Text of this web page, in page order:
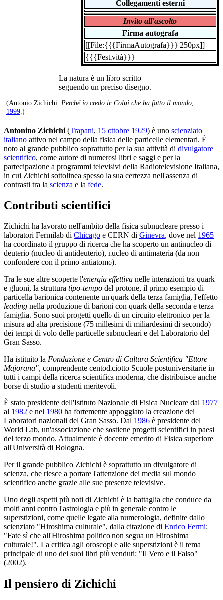
Collegamenti esterni
Invito all'ascolto
Firma autografa
[[File:{{{FirmaAutografa}}}|250px]]
{{{Festività}}}
La natura è un libro scritto
seguendo un preciso disegno.
(Antonio Zichichi. Perché io credo in Colui che ha fatto il mondo
1999 .)
Antonino Zichichi (Trapani, 15 ottobre 1929) è uno scienziato
italiano attivo nel campo della fisica delle particelle elementari. È
noto al grande pubblico soprattutto per la sua attività di divulgatore
scientifico, come autore di numerosi libri e saggi e per la
partecipazione a programmi televisivi della Radiotelevisione Italiana,
in cui Zichichi sottolinea spesso la sua certezza nell'assenza di
contrasti tra la scienza e la fede.
Contributi scientifici
Zichichi ha lavorato nell'ambito della fisica subnucleare presso i
laboratori Fermilab di Chicago e CERN di Ginevra, dove nel 1965
ha coordinato il gruppo di ricerca che ha scoperto un antinucleo di
deuterio (nucleo di antideuterio), nucleo di antimateria (da non
confondere con il primo antiatomo).
Tra le sue altre scoperte l'energia effettiva nelle interazioni tra quark
e gluoni, la struttura tipo-tempo del protone, il primo esempio di
particella barionica contenente un quark della terza famiglia, l'effetto
leading nella produzione di barioni con quark della seconda e terza
famiglia. Sono suoi progetti quello di un circuito elettronico per la
misura ad alta precisione (75 millesimi di miliardesimi di secondo)
dei tempi di volo delle particelle subnucleari e del Laboratorio del
Gran Sasso.
Ha istituito la Fondazione e Centro di Cultura Scientifica "Ettore
Majorana", comprendente centodiciotto Scuole postuniversitarie in
tutti i campi della ricerca scientifica moderna, che distribuisce anche
borse di studio a studenti meritevoli.
È stato presidente dell'Istituto Nazionale di Fisica Nucleare dal 1977
al 1982 e nel 1980 ha fortemente appoggiato la creazione dei
Laboratori nazionali del Gran Sasso. Dal 1986 è presidente del
World Lab, un'associazione che sostiene progetti scientifici in paesi
del terzo mondo. Attualmente è docente emerito di Fisica superiore
all'Università di Bologna.
Per il grande pubblico Zichichi è soprattutto un divulgatore di
scienza, che riesce a portare l'attenzione dei media sul mondo
scientifico anche grazie alle sue presenze televisive.
Uno degli aspetti più noti di Zichichi è la battaglia che conduce da
molti anni contro l'astrologia e più in generale contro le
superstizioni, come quelle legate alla numerologia, definite dallo
scienziato "Hiroshima culturale", dalla citazione di Enrico Fermi:
"Fate sì che all'Hiroshima politico non segua un Hiroshima
culturale!". La critica agli oroscopi e alle superstizioni è il tema
principale di uno dei suoi libri più venduti: "Il Vero e il Falso"
(2002).
Il pensiero di Zichichi